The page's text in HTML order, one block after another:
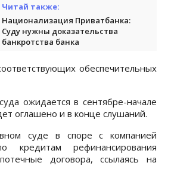
Читай также:
Национализация Приватбанка:
Суду нужны доказательства
банкротства банка
обеспечительных
ожидается в сентябре-начале
оглашено и в конце слушаний.
суде в споре с компанией
кредитам рефинансирования
договора, ссылаясь на